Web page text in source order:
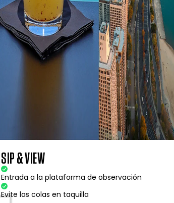
SIP & VIEW
Entrada a la plataforma de observación
Evite las colas en taquilla